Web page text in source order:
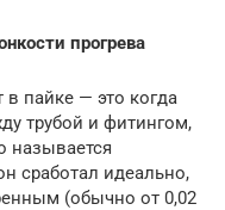
прогрева
пайке — это когда
трубой и фитингом,
называется
сработал идеально,
(обычно от 0,02